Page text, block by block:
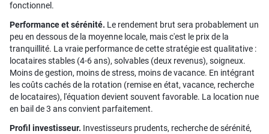
fonctionnel.
Performance et sérénité. Le rendement brut sera probablement un
peu en dessous de la moyenne locale, mais c'est le prix de la
tranquillité. La vraie performance de cette stratégie est qualitative :
locataires stables (4-6 ans), solvables (deux revenus), soigneux.
Moins de gestion, moins de stress, moins de vacance. En intégrant
les coûts cachés de la rotation (remise en état, vacance, recherche
de locataires), l'équation devient souvent favorable. La location nue
en bail de 3 ans convient parfaitement.
Profil investisseur. Investisseurs prudents, recherche de sérénité,